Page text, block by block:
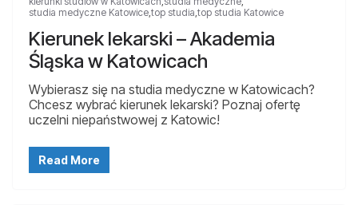
studia medyczne Katowice,top studia,top studia Katowice
Kierunek lekarski – Akademia
Śląska w Katowicach
Wybierasz się na studia medyczne w Katowicach?
Chcesz wybrać kierunek lekarski? Poznaj ofertę
uczelni niepaństwowej z Katowic!
Read More